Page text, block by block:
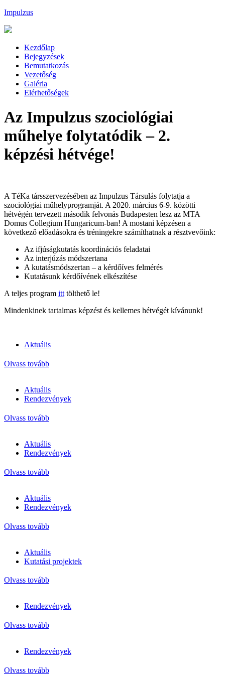
Impulzus
Kezdőlap
Bejegyzések
Bemutatkozás
Vezetőség
Galéria
Elérhetőségek
Az Impulzus szociológiai
műhelye folytatódik – 2.
képzési hétvége!
A TéKa társszervezésében az Impulzus Társulás folytatja a
szociológiai műhelyprogramját. A 2020. március 6-9. közötti
hétvégén tervezett második felvonás Budapesten lesz az MTA
Domus Collegium Hungaricum-ban! A mostani képzésen a
következő előadásokra és tréningekre számíthatnak a résztvevőink:
Az ifjúságkutatás koordinációs feladatai
Az interjúzás módszertana
A kutatásmódszertan – a kérdőíves felmérés
Kutatásunk kérdőívének elkészítése
A teljes program itt tölthető le!
Mindenkinek tartalmas képzést és kellemes hétvégét kívánunk!
Aktuális
Olvass tovább
Aktuális
Rendezvények
Olvass tovább
Aktuális
Rendezvények
Olvass tovább
Aktuális
Rendezvények
Olvass tovább
Aktuális
Kutatási projektek
Olvass tovább
Rendezvények
Olvass tovább
Rendezvények
Olvass tovább